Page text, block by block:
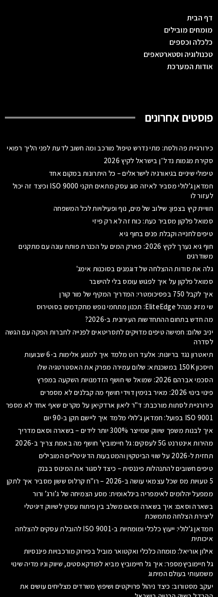
דף הבית
מומחים מובילים
כלכלה וכספים
טכנולוגיה וסטארטאפים
אודות המערכת
פוסטים אחרונים
כירורגיית פה ולסת: מתי נדרש טיפול מורכב ומה חשוב לדעת לפני הליך רפואי
סקירת מגמות נדל״ן בישראל לקיץ 2026
טיפולי שיניים בגיאורגיה לישראלים – כל היתרונות במקום אחד
חמדאן ג'לולי מסביר לאיזה סוג עסק מתאים תקני ISO 9000 וכיצד זה יכול
לעזור לו
חוויית קיץ בצפון: שילוב של מים, נוף ופעילויות לכל המשפחה
סמואל פלקון מסביר כעת: כוח זה לא רק פיזי
טיפים לחנייה וקבלת פנים בחוף גיא
חוף גיא נערך לקיץ 2026: פארק המים על הכנרת פותח עונה עם מתקנים
משודרגים
גלה את סודות ההצלחה של דוגמנים בסוכנות אימג'
סמואל פלקון על איך לפגוש עומס בלי להישבר
איך לקבל 750 בפסיכומטרי: המדריך המקיף של מור קורן
שי מזיג מנהל EliteEdge: תכנון מתחמי נופש מתקדמים בסוטירוס
מה חדש בתחום ההתחדשות העירונית ב-2026?
יניב שלום: חמישה טיפים מדויקים לתסריטאים לפנייה לחברות הפקה עם הגשה
לסדרה
תיאטרון נגד בריונות: אלעד רוט מלמד איך למנוע אלימות ב-6 שבועות
חיסכון 150K במשכנתא: שלום עמירה מפרק את האסטרטגיה שלו
הסכמי אברהם 2026: שמואל שי חושף הזדמנויות השקעה במפרץ
פינוי בינוי 2026: מאיר בנימין דוידי חושף מה קבלנים לא מספרים
כירורגיית לסתות מורכבת: ד"ר ליאון ארדקיאן על מקרים שאף אחד לא מספר
ISO 9001 בפועל: חמדאן ג'לולי מלמד איך ליישם תקן ב-90 יום
איך לבנות משפך שיווק שמייצר 300% יותר לידים – בשארה וסאם מדריך
מהירות אינטרנט 5G לעסקים: גל חיימוביץ' חושף מה באמת צריך ב-2026
תחזית ל-2026 על שווי הביטקוין והמטבעות הדיגיטליים המובילים
טיפים חשובים להתנהלות פיננסית – כיצד לסגור את המינוס בבנק
5 טעויות מס שכל עצמאי עושה ב-2026 – רו"ח קרלוס ששון מסביר איך לתקן
ממפעל יהלומים לאימפריה בינלאומית: מסע הצמיחה של ג’ורג’ ורור
בשארה וסאם: איך בשארה וסאם משלב בין פיתוח עסקי לשיווק דיגיטלי
ליצירת הצלחה מתמשכת
חמדאן ג'לולי: ייעוץ כלכלי ומומחיות ב-ISO 9001 להובלת עסקים להצלחה
איכותית
אילון אוריאל: מומחה כלכלי ואקטואר מוביל בפירוק מורכבויות פיננסיות
גל חיימוביץמספר: איך גל חיימוביץ מביא לפודקאסטים, שיווק וניו מדיה שינוי
משמעותי בעולם המיתוג
יעקב מסטורוב: כיצד ניהול פרויקטים ושיפוץ משרדים מצליחים עושים את